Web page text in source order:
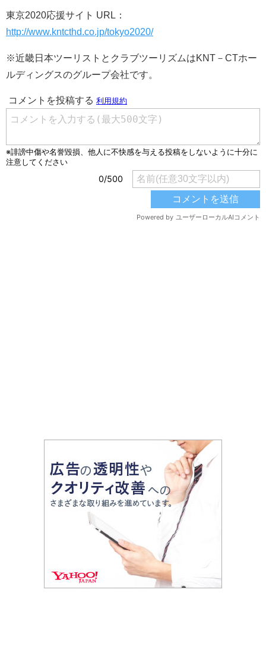
東京2020応援サイト URL：
http://www.kntcthd.co.jp/tokyo2020/
※近畿日本ツーリストとクラブツーリズムはKNT－CTホー
ルディングスのグループ会社です。